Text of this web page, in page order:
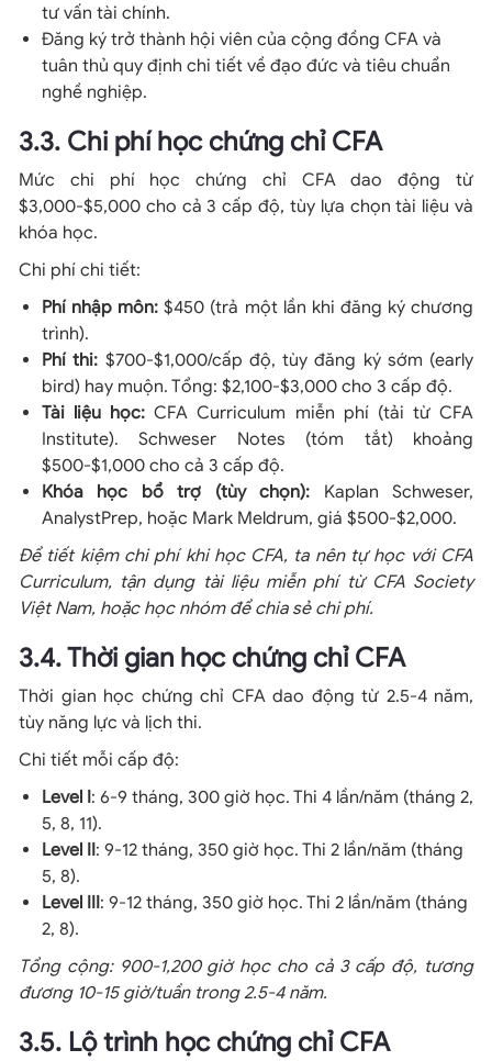
tư vấn tài chính.
Đăng ký trở thành hội viên của cộng đồng CFA và
tuân thủ quy định chi tiết về đạo đức và tiêu chuẩn
nghề nghiệp.
3.3. Chi phí học chứng chỉ CFA
Mức chi phí học chứng chỉ CFA dao động từ
$3,000-$5,000 cho cả 3 cấp độ, tùy lựa chọn tài liệu và
khóa học.
Chi phí chi tiết:
Phí nhập môn: $450 (trả một lần khi đăng ký chương
trình).
Phí thi: $700-$1,000/cấp độ, tùy đăng ký sớm (early
bird) hay muộn. Tổng: $2,100-$3,000 cho 3 cấp độ.
Tài liệu học: CFA Curriculum miễn phí (tải từ CFA
Institute). Schweser Notes (tóm tắt) khoảng
$500-$1,000 cho cả 3 cấp độ.
Khóa học bổ trợ (tùy chọn): Kaplan Schweser,
AnalystPrep, hoặc Mark Meldrum, giá $500-$2,000.
Để tiết kiệm chi phí khi học CFA, ta nên tự học với CFA
Curriculum, tận dụng tài liệu miễn phí từ CFA Society
Việt Nam, hoặc học nhóm để chia sẻ chi phí.
3.4. Thời gian học chứng chỉ CFA
Thời gian học chứng chỉ CFA dao động từ 2.5-4 năm,
tùy năng lực và lịch thi.
Chi tiết mỗi cấp độ:
Level I: 6-9 tháng, 300 giờ học. Thi 4 lần/năm (tháng 2,
5, 8, 11).
Level II: 9-12 tháng, 350 giờ học. Thi 2 lần/năm (tháng
5, 8).
Level III: 9-12 tháng, 350 giờ học. Thi 2 lần/năm (tháng
2, 8).
Tổng cộng: 900-1,200 giờ học cho cả 3 cấp độ, tương
đương 10-15 giờ/tuần trong 2.5-4 năm.
3.5. Lộ trình học chứng chỉ CFA